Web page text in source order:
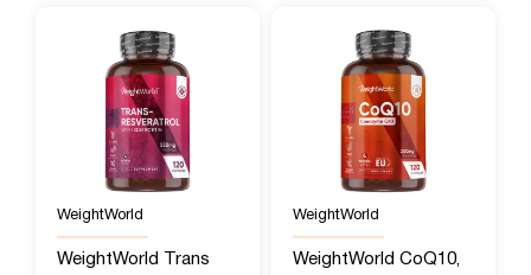
WeightWorld
WeightWorld Trans
WeightWorld
WeightWorld CoQ10,